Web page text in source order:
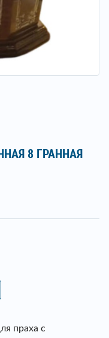
8 ГРАННАЯ
праха с